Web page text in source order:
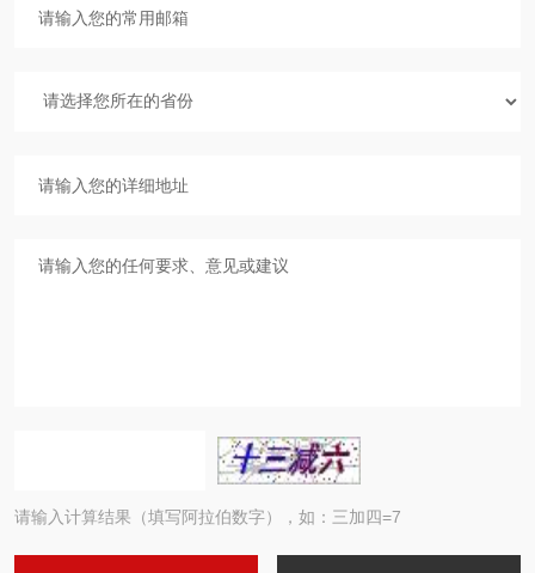
请输入计算结果（填写阿拉伯数字），如：三加四=7